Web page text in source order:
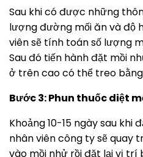
Sau khi có được những
lượng đường mối ăn và độ
viên sẽ tính toán số lượng
Sau đó tiến hành đặt mồi
ở trên cao có thể treo
Bước 3: Phun thuốc diệt
Khoảng 10-15 ngày sau khi
nhân viên công ty sẽ quay
vào mồi nhử rồi đặt lại vị trí